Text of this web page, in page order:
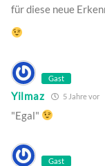
für diese neue
Gast
Yilmaz 5 Jahre vor
"Egal"
Gast